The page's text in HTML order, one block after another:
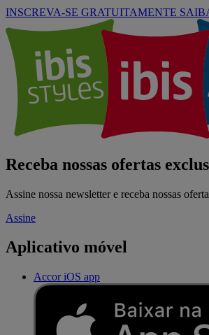
INSCREVA-SE GRATUITAMENTE
Receba nossas ofertas
Assine nossa newsletter e receba nossas
Assine
Aplicativo móvel
Accor iOS app